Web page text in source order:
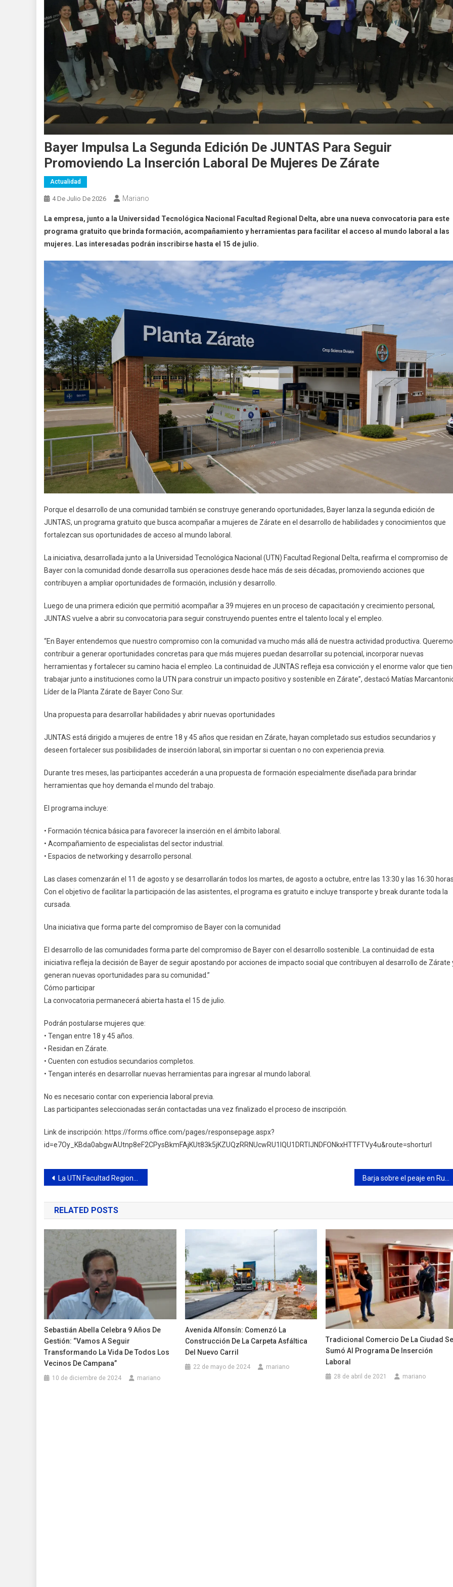
Bayer Impulsa La Segunda Edición De JUNTAS Para Seguir
Promoviendo La Inserción Laboral De Mujeres De Zárate
Actualidad
4 De Julio De 2026 Mariano
La empresa, junto a la Universidad Tecnológica Nacional Facultad Regional Delta, abre una nueva convocatoria para este
programa gratuito que brinda formación, acompañamiento y herramientas para facilitar el acceso al mundo laboral a las
mujeres. Las interesadas podrán inscribirse hasta el 15 de julio.
Porque el desarrollo de una comunidad también se construye generando oportunidades, Bayer lanza la segunda edición de
JUNTAS, un programa gratuito que busca acompañar a mujeres de Zárate en el desarrollo de habilidades y conocimientos que
fortalezcan sus oportunidades de acceso al mundo laboral.
La iniciativa, desarrollada junto a la Universidad Tecnológica Nacional (UTN) Facultad Regional Delta, reafirma el compromiso de
Bayer con la comunidad donde desarrolla sus operaciones desde hace más de seis décadas, promoviendo acciones que
contribuyen a ampliar oportunidades de formación, inclusión y desarrollo.
Luego de una primera edición que permitió acompañar a 39 mujeres en un proceso de capacitación y crecimiento personal,
JUNTAS vuelve a abrir su convocatoria para seguir construyendo puentes entre el talento local y el empleo.
“En Bayer entendemos que nuestro compromiso con la comunidad va mucho más allá de nuestra actividad productiva.
contribuir a generar oportunidades concretas para que más mujeres puedan desarrollar su potencial, incorporar nuevas
herramientas y fortalecer su camino hacia el empleo. La continuidad de JUNTAS refleja esa convicción y el enorme valor que
trabajar junto a instituciones como la UTN para construir un impacto positivo y sostenible en Zárate”, destacó Matías
Líder de la Planta Zárate de Bayer Cono Sur.
Una propuesta para desarrollar habilidades y abrir nuevas oportunidades
JUNTAS está dirigido a mujeres de entre 18 y 45 años que residan en Zárate, hayan completado sus estudios secundarios y
deseen fortalecer sus posibilidades de inserción laboral, sin importar si cuentan o no con experiencia previa.
Durante tres meses, las participantes accederán a una propuesta de formación especialmente diseñada para brindar
herramientas que hoy demanda el mundo del trabajo.
El programa incluye:
• Formación técnica básica para favorecer la inserción en el ámbito laboral.
• Acompañamiento de especialistas del sector industrial.
• Espacios de networking y desarrollo personal.
Las clases comenzarán el 11 de agosto y se desarrollarán todos los martes, de agosto a octubre, entre las 13:30 y las 16:30
Con el objetivo de facilitar la participación de las asistentes, el programa es gratuito e incluye transporte y break durante toda la
cursada.
Una iniciativa que forma parte del compromiso de Bayer con la comunidad
El desarrollo de las comunidades forma parte del compromiso de Bayer con el desarrollo sostenible. La continuidad de esta
iniciativa refleja la decisión de Bayer de seguir apostando por acciones de impacto social que contribuyen al desarrollo de Zárate
generan nuevas oportunidades para su comunidad.”
Cómo participar
La convocatoria permanecerá abierta hasta el 15 de julio.
Podrán postularse mujeres que:
• Tengan entre 18 y 45 años.
• Residan en Zárate.
• Cuenten con estudios secundarios completos.
• Tengan interés en desarrollar nuevas herramientas para ingresar al mundo laboral.
No es necesario contar con experiencia laboral previa.
Las participantes seleccionadas serán contactadas una vez finalizado el proceso de inscripción.
Link de inscripción: https://forms.office.com/pages/responsepage.aspx?
id=e7Oy_KBda0abgwAUtnp8eF2CPysBkmFAjKUt83k5jKZUQzRRNUcwRU1IQU1DRTlJNDFONkxHTTFTVy4u&route=shorturl
Navegación
de
entradas
La UTN Facultad Regional Delta abre las inscripciones para las carreras de Ingeniería del Ciclo 2027 Barja sobre el peaje en Ruta 6 Campana: “Además de ser más caro, Kicillof dispuso que aumente cada tres meses”
RELATED POSTS
Sebastián Abella Celebra 9 Años De
Gestión: “Vamos A Seguir
Transformando La Vida De Todos Los
Vecinos De Campana”
10 de diciembre de 2024 mariano
Avenida Alfonsín: Comenzó La
Construcción De La Carpeta Asfáltica
Del Nuevo Carril
22 de mayo de 2024 mariano
Tradicional Comercio De La Ciudad
Sumó Al Programa De Inserción
Laboral
28 de abril de 2021 mariano